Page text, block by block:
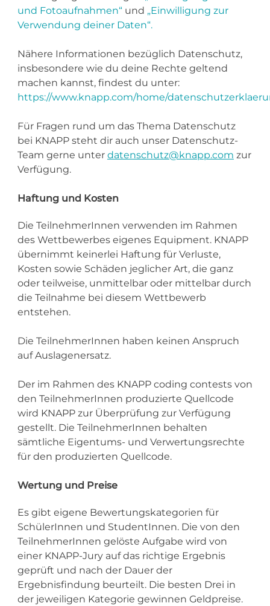
und Fotoaufnahmen“und „Einwilligung zur
Verwendung deiner Daten“.
Nähere Informationen bezüglich Datenschutz,
insbesondere wie du deine Rechte geltend
machen kannst, findest du unter:
https://www.knapp.com/home/
Für Fragen rund um das Thema Datenschutz
bei KNAPP steht dir auch unser Datenschutz-
Team gerne unter datenschutz@knapp.com zur
Verfügung.
Haftung und Kosten
Die TeilnehmerInnen verwenden im Rahmen
des Wettbewerbes eigenes Equipment. KNAPP
übernimmt keinerlei Haftung für Verluste,
Kosten sowie Schäden jeglicher Art, die ganz
oder teilweise, unmittelbar oder mittelbar durch
die Teilnahme bei diesem Wettbewerb
entstehen.
Die TeilnehmerInnen haben keinen Anspruch
auf Auslagenersatz.
Der im Rahmen des KNAPP coding contests von
den TeilnehmerInnen produzierte Quellcode
wird KNAPP zur Überprüfung zur Verfügung
gestellt. Die TeilnehmerInnen behalten
sämtliche Eigentums- und Verwertungsrechte
für den produzierten Quellcode.
Wertung und Preise
Es gibt eigene Bewertungskategorien für
SchülerInnen und StudentInnen. Die von den
TeilnehmerInnen gelöste Aufgabe wird von
einer KNAPP-Jury auf das richtige Ergebnis
geprüft und nach der Dauer der
Ergebnisfindung beurteilt. Die besten Drei in
der jeweiligen Kategorie gewinnen Geldpreise.